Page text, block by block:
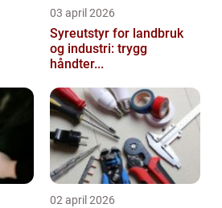
03 april 2026
Syreutstyr for landbruk
og industri: trygg
håndter...
02 april 2026